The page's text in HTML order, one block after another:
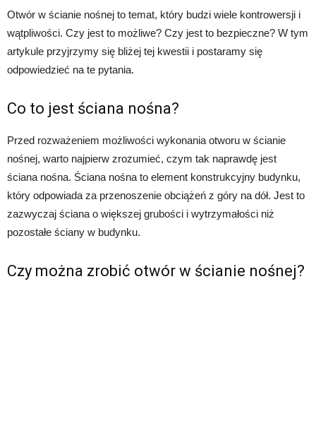
Otwór w ścianie nośnej to temat, który budzi wiele kontrowersji i
wątpliwości. Czy jest to możliwe? Czy jest to bezpieczne? W tym
artykule przyjrzymy się bliżej tej kwestii i postaramy się
odpowiedzieć na te pytania.
Co to jest ściana nośna?
Przed rozważeniem możliwości wykonania otworu w ścianie
nośnej, warto najpierw zrozumieć, czym tak naprawdę jest
ściana nośna. Ściana nośna to element konstrukcyjny budynku,
który odpowiada za przenoszenie obciążeń z góry na dół. Jest to
zazwyczaj ściana o większej grubości i wytrzymałości niż
pozostałe ściany w budynku.
Czy można zrobić otwór w ścianie nośnej?